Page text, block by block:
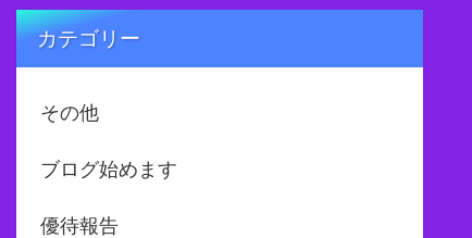
カテゴリー
その他
ブログ始めます
優待報告